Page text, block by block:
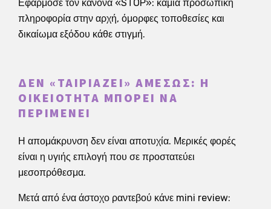
Εφάρμοσε τον κανόνα «STOP»: καμία προσωπική
πληροφορία στην αρχή, όμορφες τοποθεσίες και
δικαίωμα εξόδου κάθε στιγμή.
ΔΕΝ «ΤΑΙΡΙΆΖΕΙ» ΑΜΈΣΩΣ: Η
ΟΙΚΕΙΌΤΗΤΑ ΜΠΟΡΕΊ ΝΑ
ΠΕΡΙΜΈΝΕΙ
Η απομάκρυνση δεν είναι αποτυχία. Μερικές φορές
είναι η υγιής επιλογή που σε προστατεύει
μεσοπρόθεσμα.
Μετά από ένα άστοχο ραντεβού κάνε mini review: